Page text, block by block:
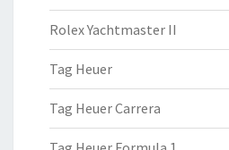
Rolex Yachtmaster II
Tag Heuer
Tag Heuer Carrera